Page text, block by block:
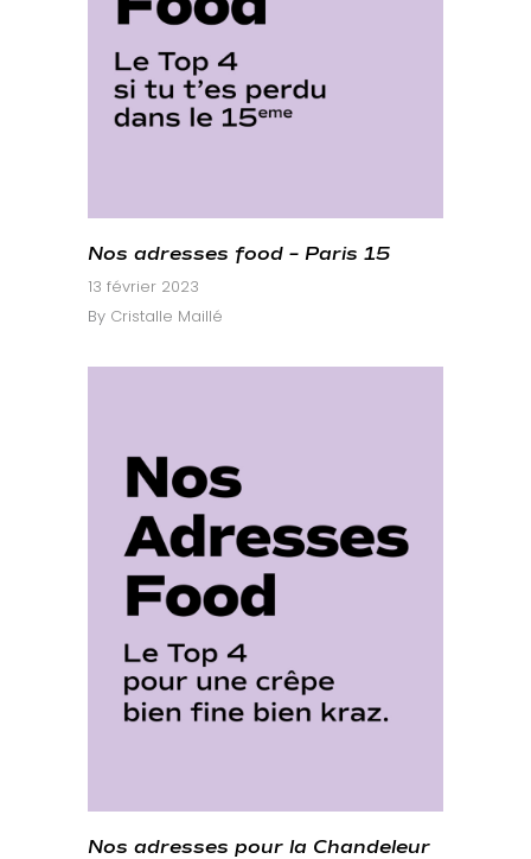
Nos adresses food – Paris 15
13 février 2023
By Cristalle Maillé
Nos adresses pour la Chandeleur